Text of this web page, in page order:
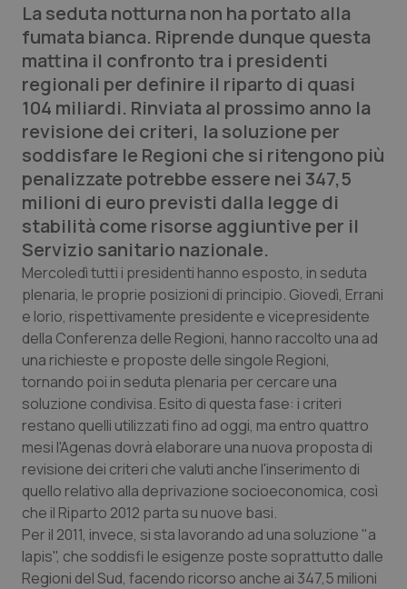
Lettere al direttore
Edizioni Regionali
QS Pro
Professionisti Sanitari.AI
Abruzzo
Basilicata
Calabria
Campania
Emilia-Romagna
Friuli Venezia Giulia
Lazio
Liguria
QS Pro Gold
Artrite & artrosi
Asma & BPCO
Car-T
Colesterolo & coronaropatie
Dermatite Atopica
Diabete & glucometri
Disturbi dell’umore
QS Club Newsletter
La seduta notturna non ha portato alla
fumata bianca. Riprende dunque questa
mattina il confronto tra i presidenti
regionali per definire il riparto di quasi
104 miliardi. Rinviata al prossimo anno la
revisione dei criteri, la soluzione per
soddisfare le Regioni che si ritengono più
penalizzate potrebbe essere nei 347,5
milioni di euro previsti dalla legge di
stabilità come risorse aggiuntive per il
Servizio sanitario nazionale.
Mercoledì tutti i presidenti hanno esposto, in seduta
plenaria, le proprie posizioni di principio. Giovedì, Errani
e Iorio, rispettivamente presidente e vicepresidente
della Conferenza delle Regioni, hanno raccolto una ad
una richieste e proposte delle singole Regioni,
tornando poi in seduta plenaria per cercare una
soluzione condivisa. Esito di questa fase: i criteri
restano quelli utilizzati fino ad oggi, ma entro quattro
mesi l'Agenas dovrà elaborare una nuova proposta di
revisione dei criteri che valuti anche l'inserimento di
quello relativo alla deprivazione socioeconomica, così
che il Riparto 2012 parta su nuove basi.
Per il 2011, invece, si sta lavorando ad una soluzione "a
lapis", che soddisfi le esigenze poste soprattutto dalle
Regioni del Sud, facendo ricorso anche ai 347,5 milioni